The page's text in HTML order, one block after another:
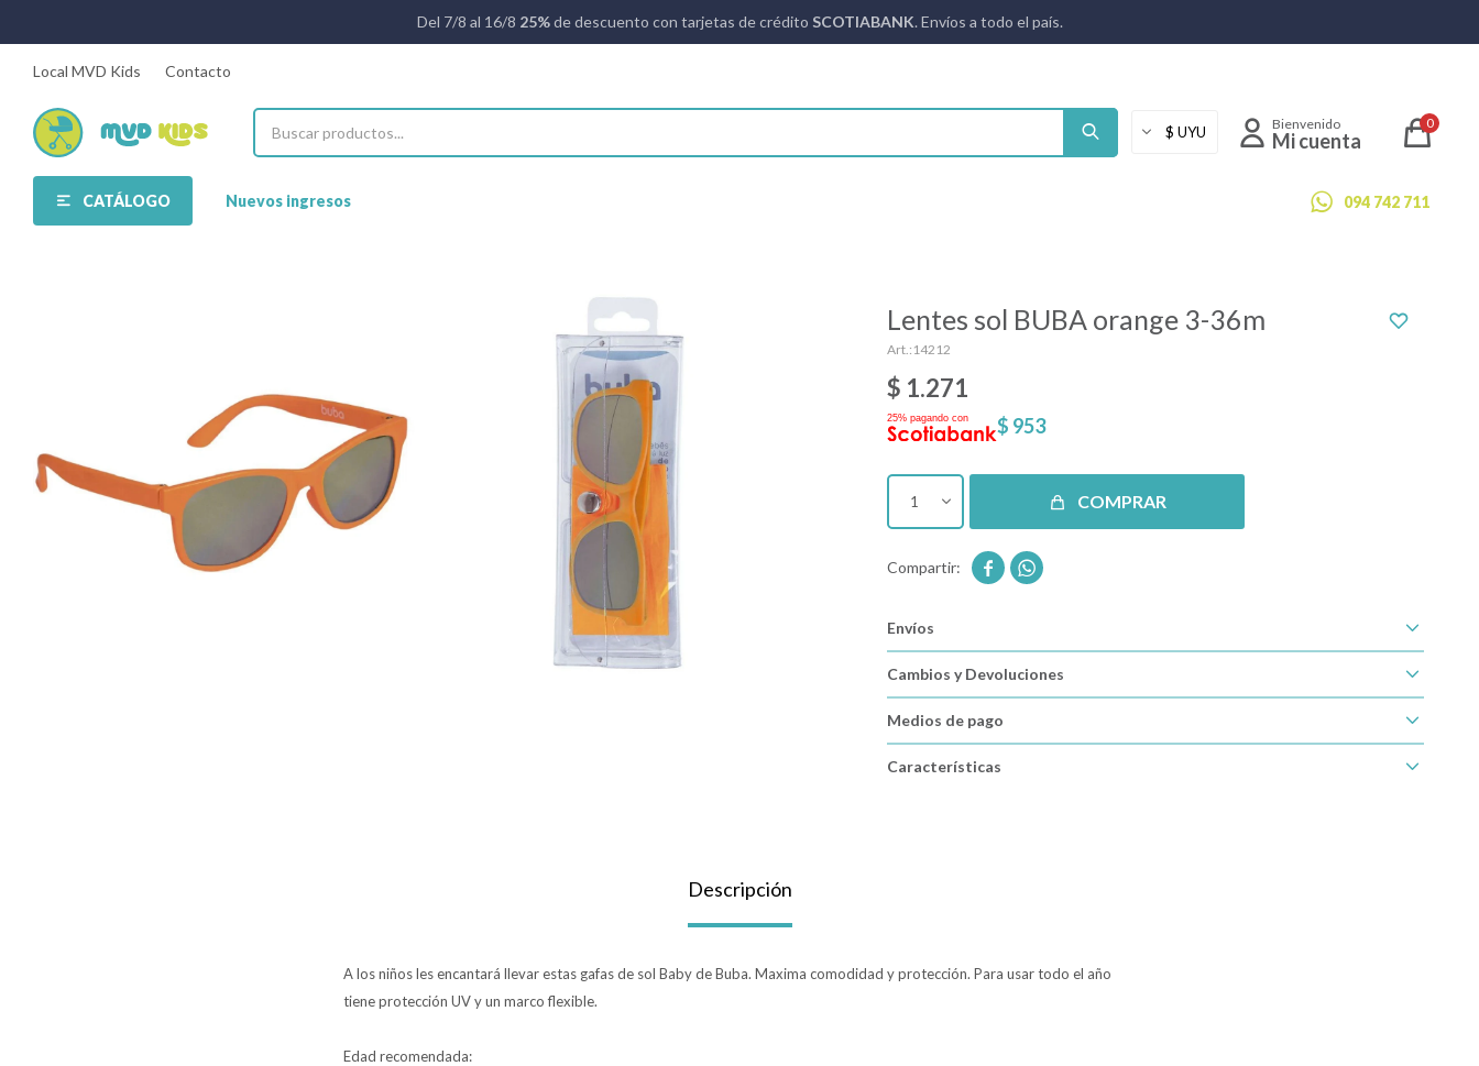
Del 7/8 al 16/8 25%de descuento con tarjetas de crédito SCOTIABANK. Envíos a todo el país.
CATÁLOGO Nuevos ingresos 094 742 711
0
Local MVD Kids Contacto
Lentes sol BUBA orange 3-36m
14212
$ 1.271
$ 953
1 COMPRAR
 
Envíos
Cambios y Devoluciones
Medios de pago
Características
Descripción
A los niños les encantará llevar estas gafas de sol Baby de Buba. Maxima comodidad y protección. Para usar todo el año
tiene protección UV y un marco flexible.
Edad recomendada: